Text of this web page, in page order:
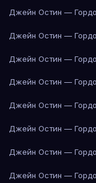
Джейн Остин —
Джейн Остин —
Джейн Остин —
Джейн Остин —
Джейн Остин —
Джейн Остин —
Джейн Остин —
Джейн Остин —